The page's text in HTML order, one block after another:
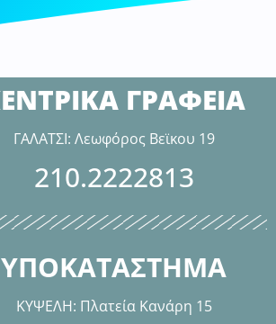
ΓΡΑΦΕΙΑ
ΓΑΛΑΤΣΙ: Λεωφόρος Βεϊκου 19
210.2222813
ΥΠΟΚΑΤΑΣΤΗΜΑ
ΚΥΨΕΛΗ: Πλατεία Κανάρη 15